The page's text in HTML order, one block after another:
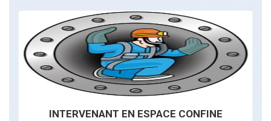
INTERVENANT EN ESPACE CONFINE